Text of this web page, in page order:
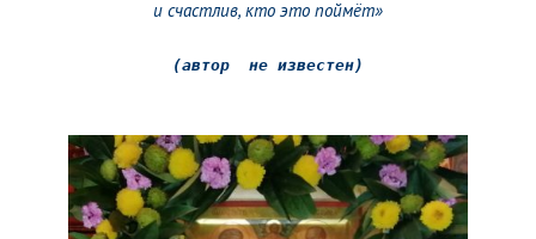
и счастлив, кто это поймёт»
(автор  не известен)